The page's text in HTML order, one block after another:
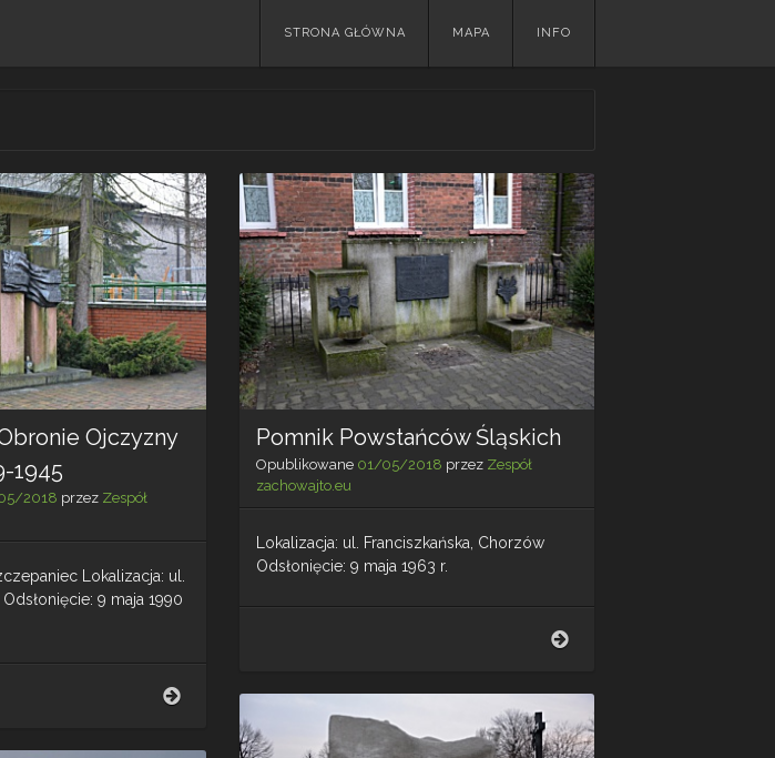
Skip
STRONA GŁÓWNA MAPA INFO
Ojczyzny
1945
2018 przez Zespół
Lokalizacja: ul.
9 maja 1990
Poległym
Obronie
Ojczyzny
Pomnik Powstańców Śląskich
Opublikowane 01/05/2018 przez Zespół
zachowajto.eu
Lokalizacja: ul. Franciszkańska, Chorzów
Odsłonięcie: 9 maja 1963 r.